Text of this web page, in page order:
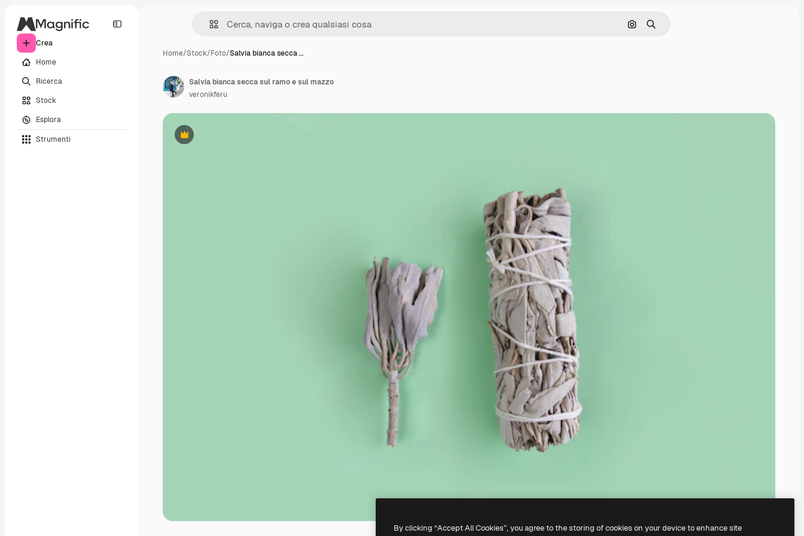
Crea
Home
Ricerca
Stock
Esplora
Strumenti
Cerca per immagine
Ricerca
Home/Stock/Foto/Salvia bianca secca …
Premium
Salvia bianca secca sul ramo e sul mazzo
veronikferu
By clicking “Accept All Cookies”, you agree to the storing of cookies on your device to enhance site